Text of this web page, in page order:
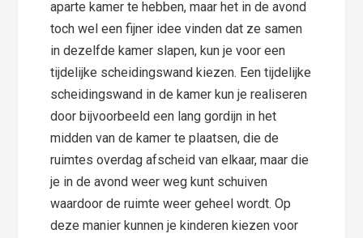
aparte kamer te hebben, maar het in de avond
toch wel een fijner idee vinden dat ze samen
in dezelfde kamer slapen, kun je voor een
tijdelijke scheidingswand kiezen. Een tijdelijke
scheidingswand in de kamer kun je realiseren
door bijvoorbeeld een lang gordijn in het
midden van de kamer te plaatsen, die de
ruimtes overdag afscheid van elkaar, maar die
je in de avond weer weg kunt schuiven
waardoor de ruimte weer geheel wordt. Op
deze manier kunnen je kinderen kiezen voor